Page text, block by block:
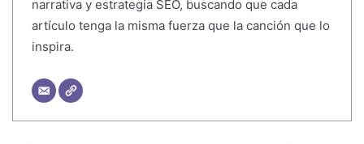
narrativa y estrategia SEO, buscando que cada
artículo tenga la misma fuerza que la canción que lo
inspira.